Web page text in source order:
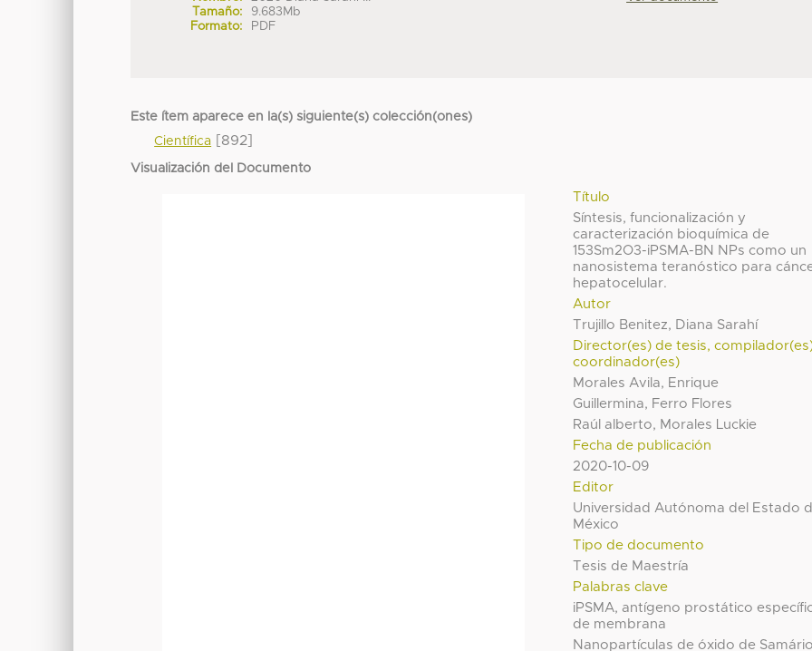
Tamaño:
9.683Mb
Formato:
PDF
Este ítem aparece en la(s) siguiente(s) colección(ones)
Científica [892]
Visualización del Documento
Título
Síntesis, funcionalización y
caracterización bioquímica de
153Sm2O3-iPSMA-BN NPs como un
nanosistema teranóstico para
hepatocelular.
Autor
Trujillo Benitez, Diana Sarahí
Director(es) de tesis,
coordinador(es)
Morales Avila, Enrique
Guillermina, Ferro Flores
Raúl alberto, Morales Luckie
Fecha de publicación
2020-10-09
Editor
Universidad Autónoma del Estado
México
Tipo de documento
Tesis de Maestría
Palabras clave
iPSMA, antígeno prostático
de membrana
Nanopartículas de óxido de Samário